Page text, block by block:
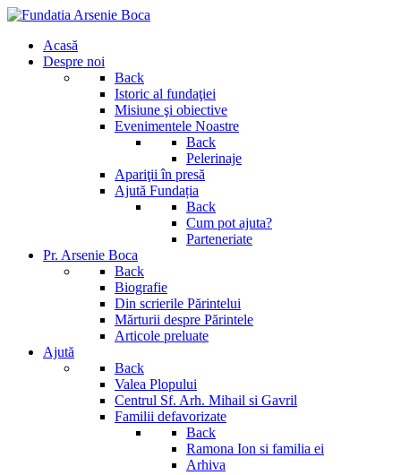
Acasă
Despre noi
Back
Istoric al fundaţiei
Misiune şi obiective
Evenimentele Noastre
Back
Pelerinaje
Apariţii în presă
Ajută Fundația
Back
Cum pot ajuta?
Parteneriate
Pr. Arsenie Boca
Back
Biografie
Din scrierile Părintelui
Mărturii despre Părintele
Articole preluate
Ajută
Back
Valea Plopului
Centrul Sf. Arh. Mihail si Gavril
Familii defavorizate
Back
Ramona Ion si familia ei
Arhiva